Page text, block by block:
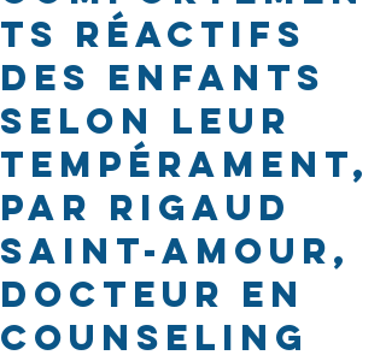
ts réactifs
des enfants
selon leur
tempérament,
par Rigaud
Saint-Amour,
Docteur en
counseling